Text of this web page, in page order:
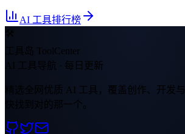
AI 工具排行榜
🛠
工具岛 ToolCenter
AI 工具导航 · 每日更新
精选全网优质 AI 工具，覆盖创作、开发
快找到对的那一个。